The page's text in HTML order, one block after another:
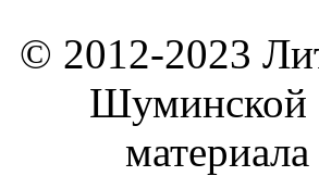
© 2012-2023
Шуминской